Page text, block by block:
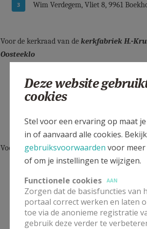
Wim Verdegem, Vliet 8, 9961
Voor de kerkraad van de kerkfabriek H.-
Oosteeklo
Voor de kerkraad van dekerkfabriek Heilig
Marc Claeys, Kuitenbergstraat 58,
Deze website
cookies
Stel voor een ervaring op maat
in of aanvaard alle cookies.
gebruiksvoorwaarden voor
of om je instellingen te wijzigen.
Functionele cookies
AAN
Zorgen dat de basisfuncties van
portaal correct werken en laten
toe via de anonieme registratie
gebruik deze verder te